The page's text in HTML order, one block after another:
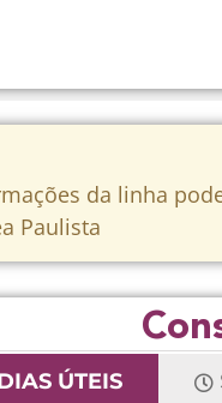
da linha
Paulista
ÚTEIS